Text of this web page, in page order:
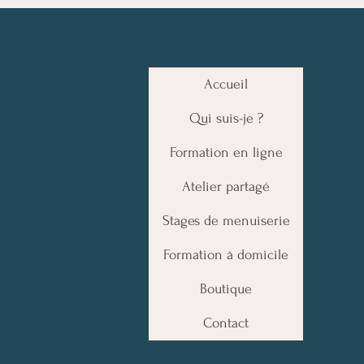
Accueil
Qui suis-je ?
Formation en ligne
Atelier partagé
Stages de menuiserie
Formation à domicile
Boutique
Contact